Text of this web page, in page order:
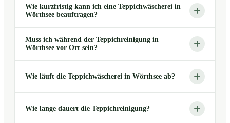
Wie kurzfristig kann ich eine Teppichwäscherei in
Wörthsee beauftragen?
Muss ich während der Teppichreinigung in
Wörthsee vor Ort sein?
Wie läuft die Teppichwäscherei in Wörthsee ab?
Wie lange dauert die Teppichreinigung?